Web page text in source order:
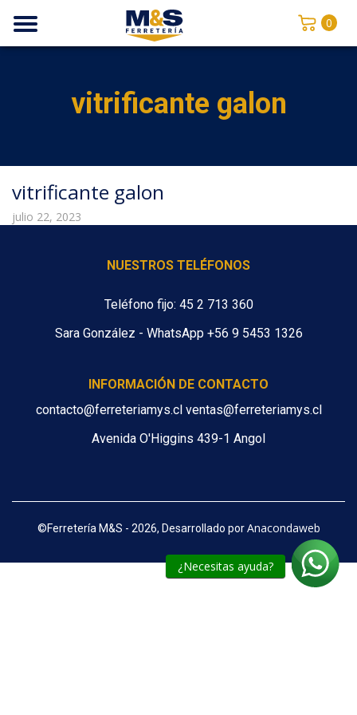
¿Necesitas ayuda?
0
vitrificante galon
vitrificante galon
julio 22, 2023
NUESTROS TELÉFONOS
Teléfono fijo: 45 2 713 360
Sara González - WhatsApp +56 9 5453 1326
INFORMACIÓN DE CONTACTO
contacto@ferreteriamys.cl ventas@ferreteriamys.cl
Avenida O'Higgins 439-1 Angol
©Ferretería M&S - 2026, Desarrollado por Anacondaweb